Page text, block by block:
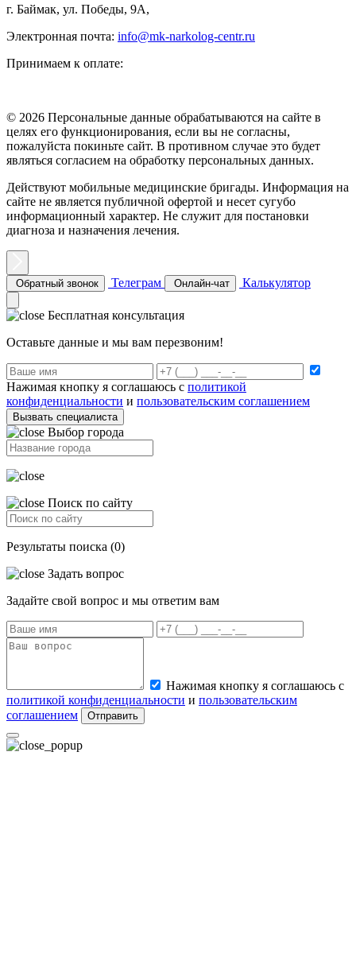
г. Баймак, ул. Победы, 9А,
Электронная почта: info@mk-narkolog-centr.ru
Принимаем к оплате:
© 2026 Персональные данные обрабатываются на сайте в
целях его функционирования, если вы не согласны,
пожалуйста покиньте сайт. В противном случае это будет
являться согласием на обработку персональных данных.
Действуют мобильные медицинские бригады. Информация на
сайте не является публичной офертой и несет сугубо
информационный характер. Не служит для постановки
диагноза и назначения лечения.
Обратный звонок Телеграм Онлайн-чат Калькулятор
Бесплатная консультация
Оставьте данные и мы вам перезвоним!
Нажимая кнопку я соглашаюсь с политикой
конфиденциальности и пользовательским соглашением
Вызвать специалиста
Выбор города
Поиск по сайту
Результаты поиска (0)
Задать вопрос
Задайте свой вопрос и мы ответим вам
Нажимая кнопку я соглашаюсь с
политикой конфиденциальности и пользовательским
соглашением
Отправить